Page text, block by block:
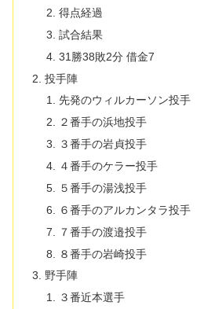
得点経過
試合結果
31勝38敗2分 借金7
投手陣
先発のウィルカーソン投手
２番手の浜地投手
３番手の岩貞投手
４番手のケラー投手
５番手の湯浅投手
６番手のアルカンタラ投手
７番手の渡邉投手
８番手の岩崎投手
野手陣
３番近本選手